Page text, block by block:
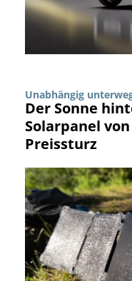
Unabhängig
Der Sonne
Solarpanel
Preissturz